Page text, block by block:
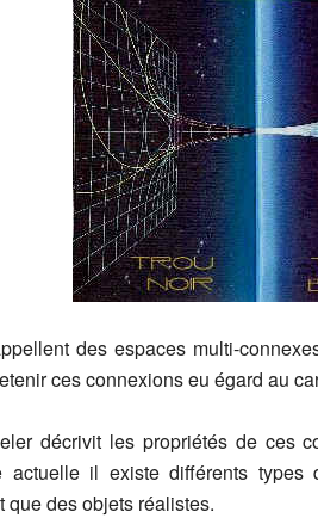
des espaces multi-
ces connexions eu égard au
décrivit les propriétés de ces
actuelle il existe différents
que des objets réalistes.